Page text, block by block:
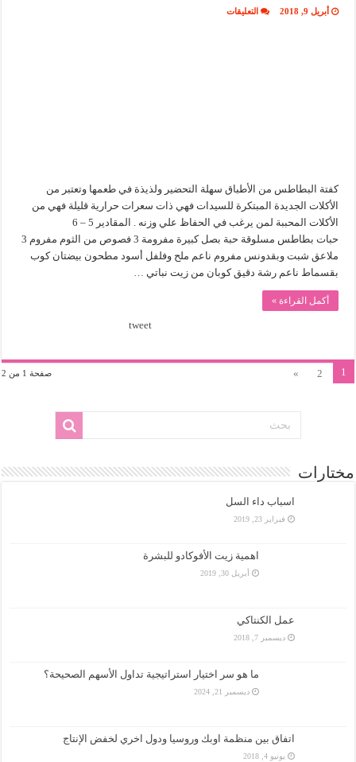
أبريل 9, 2018 التعليقاتعلى
كفتة البطاطس من الأطباق سهلة التحضير ولذيذة في طعمها وتعتبر من
الأكلات الجديدة المبتكرة للسيدات فهي ذات سعرات حرارية قليلة فهي من
الأكلات المحببة لمن يرغب في الحفاظ علي وزنه . المقادير 5 – 6
حبات بطاطس مسلوقة حبة بصل كبيرة مفرومة 3 فصوص من الثوم مفروم 3
ملاعق شبت وبقدونس مفروم ناعم ملح وفلفل أسود مطحون بيضتان كوب
بقسماط ناعم رشة دقيق كوبان من زيت نباتي …
أكمل القراءة »
tweet
صفحة 1 من 2 1
2
»
مختارات
اسباب داء السل
فبراير 23, 2019
اهمية زيت الأفوكادو للبشرة
أبريل 30, 2019
عمل الكنتاكي
ديسمبر 7, 2018
ما هو سر اختيار استراتيجية تداول الأسهم الصحيحة؟
ديسمبر 21, 2024
اتفاق بين منظمة اوبك وروسيا ودول اخري لخفض الإنتاج
يونيو 4, 2018